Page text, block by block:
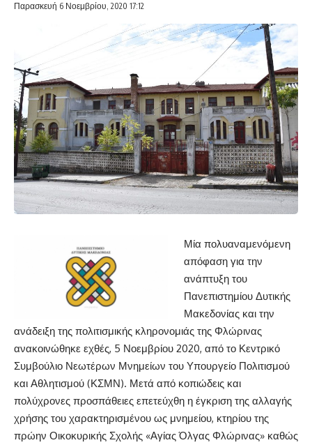
Παρασκευή 6 Νοεμβρίου, 2020 17:12
Μία πολυαναμενόμενη
απόφαση για την
ανάπτυξη του
Πανεπιστημίου Δυτικής
Μακεδονίας και την
ανάδειξη της πολιτισμικής κληρονομιάς της Φλώρινας
ανακοινώθηκε εχθές, 5 Νοεμβρίου 2020, από το Κεντρικό
Συμβούλιο Νεωτέρων Μνημείων του Υπουργείο Πολιτισμού
και Αθλητισμού (ΚΣΜΝ). Μετά από κοπιώδεις και
πολύχρονες προσπάθειες επετεύχθη η έγκριση της αλλαγής
χρήσης του χαρακτηρισμένου ως μνημείου, κτηρίου της
πρώην Οικοκυρικής Σχολής «Αγίας Όλγας Φλώρινας» καθώς